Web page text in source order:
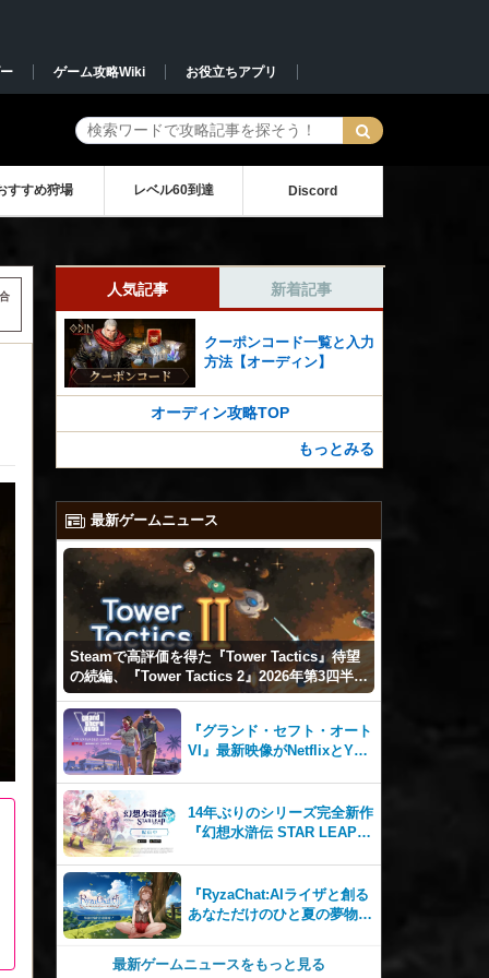
ゲーム攻略Wiki お役立ちアプリ
すすめ狩場 レベル60到達 Discord
人気記事 新着記事
クーポンコード一覧と入力
方法【オーディン】
オーディン攻略TOP
もっとみる
最新ゲームニュース
Steamで高評価を得た『Tower Tactics』待望
の続編、『Tower Tactics 2』2026年第3四半期
に早期アクセス開始
『グランド・セフト・オート
VI』最新映像がNetflixとYou
14年ぶりのシリーズ完全新作
『幻想水滸伝 STAR LEAP』
『RyzaChat:AIライザと創る
あなただけのひと夏の夢物
テムはこれまでにない新鮮な
最新ゲームニュースをもっと見る